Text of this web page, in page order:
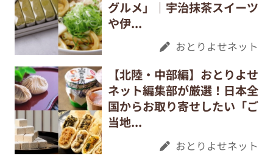
グルメ」｜宇治抹茶スイーツ
や伊...
おとりよせネット
【北陸・中部編】おとりよせ
ネット編集部が厳選！日本全
国からお取り寄せしたい「ご
当地...
おとりよせネット